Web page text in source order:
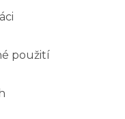
použití